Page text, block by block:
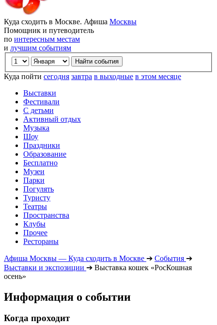
Куда сходить в Москве. Афиша Москвы
Помощник и путеводитель
по интересным местам
и лучшим событиям
Куда пойти сегодня завтра в выходные в этом месяце
Выставки
Фестивали
С детьми
Активный отдых
Музыка
Шоу
Праздники
Образование
Бесплатно
Музеи
Парки
Погулять
Туристу
Театры
Пространства
Клубы
Прочее
Рестораны
Афиша Москвы — Куда сходить в Москве ➔ События ➔
Выставки и экспозиции ➔ Выставка кошек «РосКошная
осень»
Информация о событии
Когда проходит